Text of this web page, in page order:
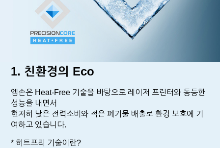
1. 친환경의 Eco
엡손은 Heat-Free 기술을 바탕으로 레이저 프린터와 동등한
성능을 내면서
현저히 낮은 전력소비와 적은 폐기물 배출로 환경 보호에 기
여하고 있습니다.
* 히트프리 기술이란?